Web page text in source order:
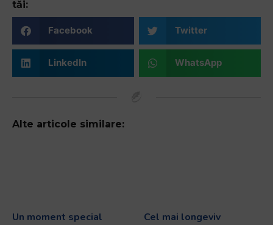
tăi:
Facebook Twitter
LinkedIn WhatsApp
Alte articole similare:
Un moment special
Cel mai longeviv